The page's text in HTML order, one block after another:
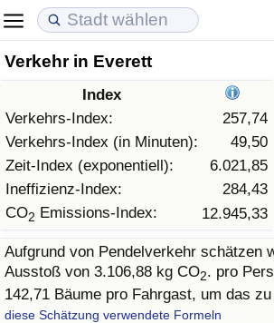
Verkehr in Everett
Index
Verkehrs-Index:
257,74
Verkehrs-Index (in Minuten):
49,50
Zeit-Index (exponentiell):
6.021,85
Ineffizienz-Index:
284,43
CO2 Emissions-Index: 12.945,33
Aufgrund von Pendelverkehr schätzen
Ausstoß von 3.106,88 kg CO2. pro
142,71 Bäume pro Fahrgast, um das
diese Schätzung verwendete Formeln
Lebenshaltungskosten
Lebenshaltungskosten-Index (aktuell)
Lebenshaltungskosten-Index
Lebenshaltungskosten-Index nach
in Akaba
Immobilienpreise
Immobilienpreis-Index (aktuell)
Immobilienpreis-Index
Immobilienpreis-Index nach Land
Lebensqualität
Lebensqualität-Index
Lebensqualität-Index (aktuell)
Lebensqualitätsindex nach Land
Kriminalität
Kriminalitäts-Index (aktuell)